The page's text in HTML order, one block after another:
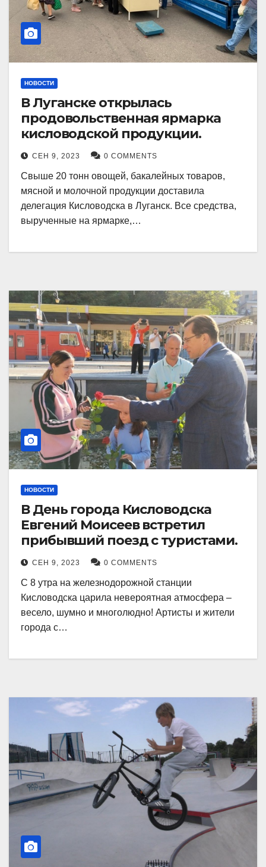
НОВОСТИ
В Луганске открылась
продовольственная ярмарка
кисловодской продукции.
СЕН 9, 2023 0 COMMENTS
Свыше 20 тонн овощей, бакалейных товаров,
мясной и молочной продукции доставила
делегация Кисловодска в Луганск. Все средства,
вырученные на ярмарке,…
НОВОСТИ
В День города Кисловодска
Евгений Моисеев встретил
прибывший поезд с туристами.
СЕН 9, 2023 0 COMMENTS
С 8 утра на железнодорожной станции
Кисловодска царила невероятная атмосфера –
весело, шумно и многолюдно! Артисты и жители
города с…